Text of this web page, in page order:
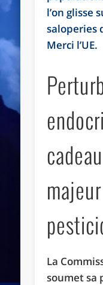
l’on glisse
saloperies
Merci l’UE.
La
soumet sa